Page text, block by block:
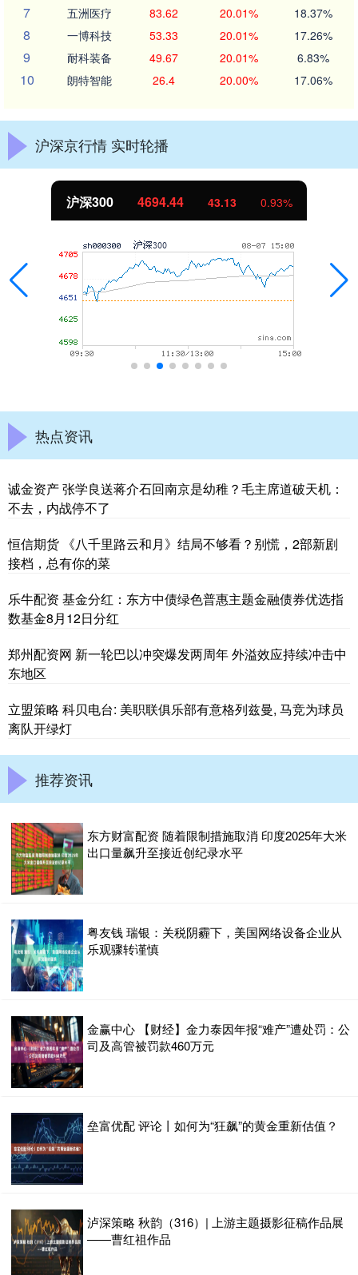
7 五洲医疗 83.62 20.01% 18.37%
8 一博科技 53.33 20.01% 17.26%
9 耐科装备 49.67 20.01% 6.83%
10 朗特智能 26.4 20.00% 17.06%
沪深京行情 实时轮播
北证50 1134.24
热点资讯
诚金资产 张学良送蒋介石回南京是幼稚？毛主席道破天机：
不去，内战停不了
恒信期货 《八千里路云和月》结局不够看？别慌，2部新剧
接档，总有你的菜
乐牛配资 基金分红：东方中债绿色普惠主题金融债券优选指
数基金8月12日分红
郑州配资网 新一轮巴以冲突爆发两周年 外溢效应持续冲击中
东地区
立盟策略 科贝电台: 美职联俱乐部有意格列兹曼, 马竞为球员
离队开绿灯
推荐资讯
东方财富配资 随着限制措施取消 印度2025年大米
出口量飙升至接近创纪录水平
粤友钱 瑞银：关税阴霾下，美国网络设备企业从
乐观骤转谨慎
金赢中心 【财经】金力泰因年报“难产”遭处罚：公
司及高管被罚款460万元
垒富优配 评论丨如何为“狂飙”的黄金重新估值？
泸深策略 秋韵（316）| 上游主题摄影征稿作品展
——曹红祖作品